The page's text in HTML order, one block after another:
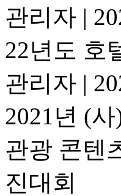
관리자 |
22년도 호
관리자 |
2021년 (
관광 콘텐
진대회